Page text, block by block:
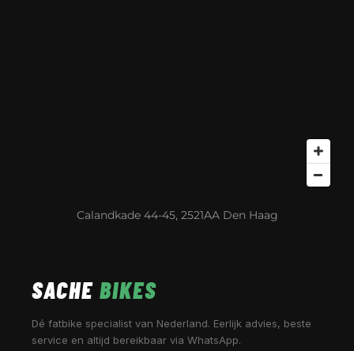
Calandkade 44-45, 2521AA Den Haag
SACHE BIKES
Dé fatbike specialist van Nederland. Eerlijk advies, beste
service en altijd bereikbaar via WhatsApp.